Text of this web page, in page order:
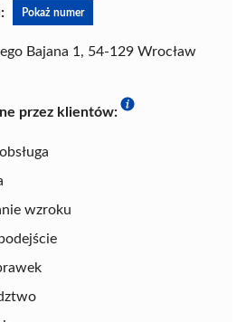
Pokaż numer
Bajana 1, 54-129 Wrocław
przez klientów:
wzroku